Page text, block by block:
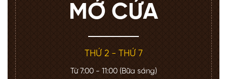
MỞ CỬA
THỨ 2 - THỨ 7
Từ 7:00 - 11:00 (Bữa sáng)